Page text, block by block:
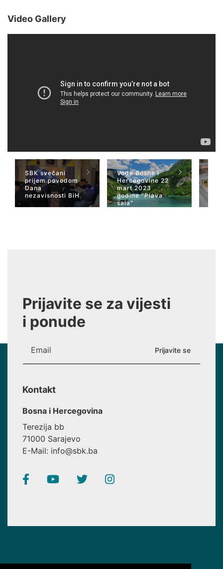
Video Gallery
SBK svečani
prijem povodom
Dana
nezavisnosti BiH
Vode Bosne i
Hercegovine 22
mart 2023
godine "Plava
sala"
Prijavite se za vijesti
i ponude
Kontakt
Bosna i Hercegovina
Terezija bb
71000 Sarajevo
E-Mail: info@sbk.ba